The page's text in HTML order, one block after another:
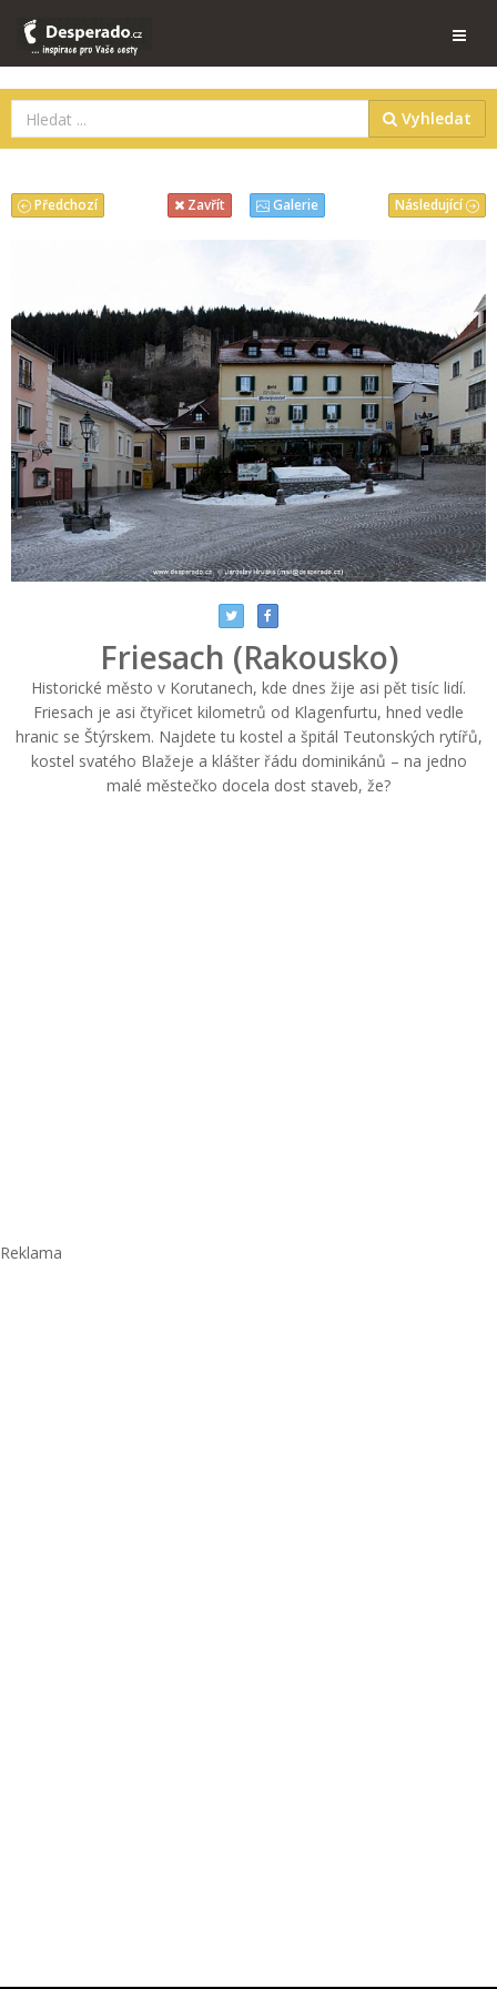
Vyhledat
Následující
Předchozí Zavřít Galerie
Friesach (Rakousko)
Historické město v Korutanech, kde dnes žije asi pět tisíc lidí.
Friesach je asi čtyřicet kilometrů od Klagenfurtu, hned vedle
hranic se Štýrskem. Najdete tu kostel a špitál Teutonských rytířů,
kostel svatého Blažeje a klášter řádu dominikánů – na jedno
malé městečko docela dost staveb, že?
Reklama